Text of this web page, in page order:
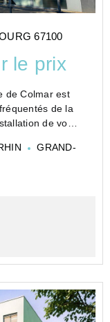
67100
le prix
de Colmar est
de la
de vos
GRAND-